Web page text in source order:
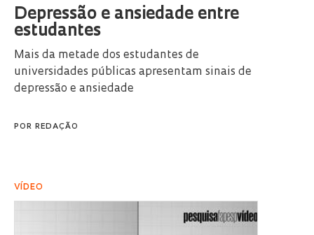
Depressão e ansiedade entre
estudantes
Mais da metade dos estudantes de
universidades públicas apresentam sinais de
depressão e ansiedade
POR REDAÇÃO
VÍDEO